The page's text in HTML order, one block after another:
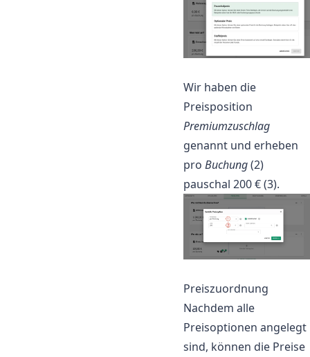
Wir haben die
Preisposition
Premiumzuschlag
genannt und erheben
pro Buchung(2)
pauschal 200 € (3).
Preiszuordnung
Nachdem alle
Preisoptionen angelegt
sind, können die Preise